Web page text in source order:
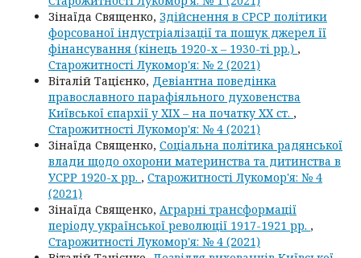
Зінаїда Священко, Здійснення в СРСР політики
форсованої індустріалізації та пошук джерел її
фінансування (кінець 1920-х – 1930-ті рр.) ,
Старожитності Лукомор'я: № 2 (2021)
Віталій Тацієнко, Девіантна поведінка
православного парафіяльного духовенства
Київської єпархії у ХІХ – на початку ХХ ст. ,
Старожитності Лукомор'я: № 4 (2021)
Зінаїда Священко, Соціальна політика радянської
влади щодо охорони материнства та дитинства в
УСРР 1920-х рр. , Старожитності Лукомор'я: № 4
(2021)
Зінаїда Священко, Аграрні трансформації
періоду української революції 1917-1921 рр. ,
Старожитності Лукомор'я: № 4 (2021)